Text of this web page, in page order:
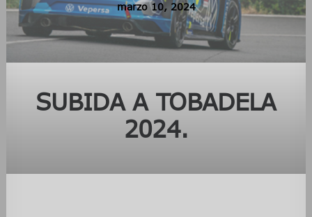
marzo 10, 2024
SUBIDA A TOBADELA
2024.